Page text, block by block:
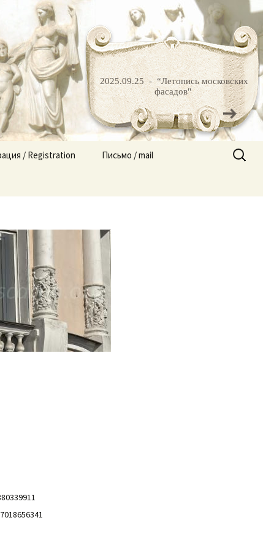
2025.09.25 - “Летопись московских
фасадов"
|
/ Registration Письмо / mail Найти: